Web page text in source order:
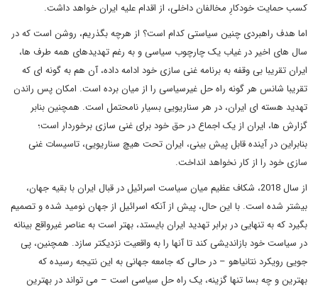
کسب حمایت خودکارِ مخالفان داخلی، از اقدام علیه ایران خواهد داشت.
اما هدف راهبردی چنین سیاستی کدام است؟ از هرچه بگذریم، روشن است که در
سال های اخیر در غیاب یک چارچوب سیاسی و به رغم تهدیدهای همه طرف ها،
ایران تقریبا بی وقفه به برنامه غنی سازی خود ادامه داده، آن هم به گونه ای که
تقریبا شانس هر گونه راه حل غیرسیاسی را از میان برده است. امکان پس راندن
تهدید هسته ای ایران، در هر سناریویی بسیار نامحتمل است. همچنین بنابر
گزارش ها، ایران از یک اجماع در حق خود برای غنی سازی برخوردار است؛
بنابراین در آینده قابل پیش بینی، ایران تحت هیچ سناریویی، تاسیسات غنی
سازی خود را از کار نخواهد انداخت.
از سال 2018، شکاف عظیم میان سیاست اسرائیل در قبال ایران با بقیه جهان،
بیشتر شده است. با این حال، پیش از آنکه اسرائیل از جهان نومید شده و تصمیم
بگیرد که به تنهایی در برابر تهدید ایران بایستد، بهتر است به عناصر غیرواقع بینانه
در سیاست خود بازاندیشی کند تا آنها را به واقعیت نزدیکتر سازد. همچنین، پی
جویی رویکرد نتانیاهو – در حالی که جامعه جهانی به این نتیجه رسیده که
بهترین و چه بسا تنها گزینه، یک راه حل سیاسی است – می تواند در بهترین